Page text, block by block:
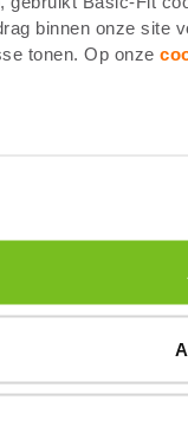
binnen onze site
tonen. Op onze